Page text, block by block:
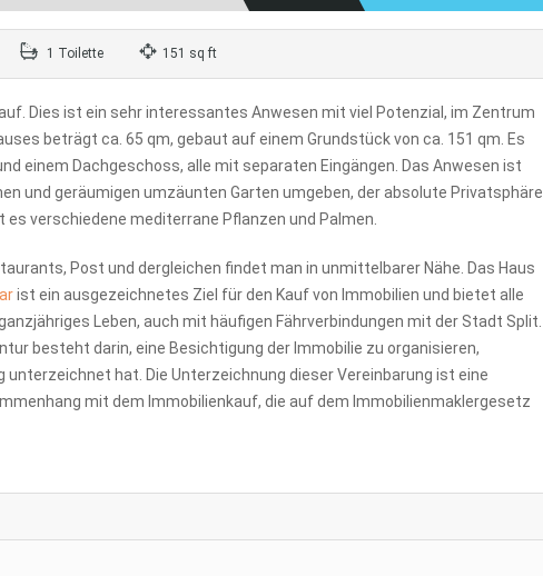
1 Toilette 151 sq ft
Dies ist ein sehr interessantes Anwesen mit viel Potenzial, im Zentrum
beträgt ca. 65 qm, gebaut auf einem Grundstück von ca. 151 qm. Es
einem Dachgeschoss, alle mit separaten Eingängen. Das Anwesen ist
und geräumigen umzäunten Garten umgeben, der absolute Privatsphäre
verschiedene mediterrane Pflanzen und Palmen.
Post und dergleichen findet man in unmittelbarer Nähe. Das Haus
ist ein ausgezeichnetes Ziel für den Kauf von Immobilien und bietet alle
Leben, auch mit häufigen Fährverbindungen mit der Stadt Split.
besteht darin, eine Besichtigung der Immobilie zu organisieren,
hat. Die Unterzeichnung dieser Vereinbarung ist eine
mit dem Immobilienkauf, die auf dem Immobilienmaklergesetz